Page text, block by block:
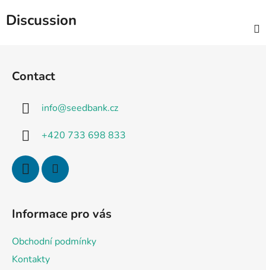
Discussion
Contact
info@seedbank.cz
+420 733 698 833
Informace pro vás
Obchodní podmínky
Kontakty